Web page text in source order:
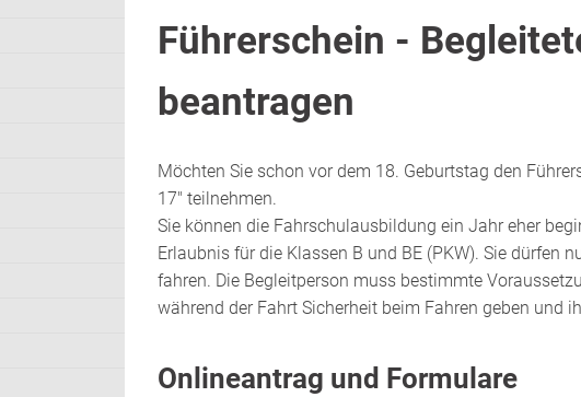
Führerschein -
beantragen
Möchten Sie schon vor dem 18. Geburtstag den
17" teilnehmen.
Sie können die Fahrschulausbildung ein Jahr eher
Erlaubnis für die Klassen B und BE (PKW). Sie dürfen
fahren. Die Begleitperson muss bestimmte
während der Fahrt Sicherheit beim Fahren geben und
Onlineantrag und Formulare